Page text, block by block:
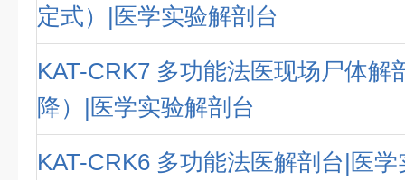
定式）|医学实验解剖台
KAT-CRK7 多功能法医现场尸体解
降）|医学实验解剖台
KAT-CRK6 多功能法医解剖台|医